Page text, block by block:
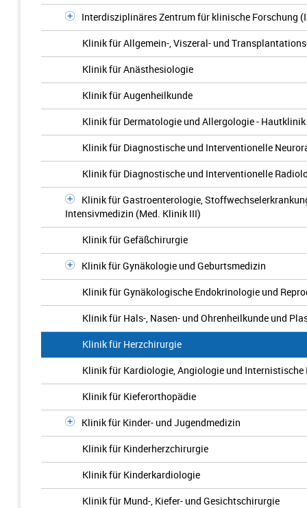
Interdisziplinäres Zentrum für klinische Forschung
Klinik für Allgemein-, Viszeral- und
Klinik für Anästhesiologie
Klinik für Augenheilkunde
Klinik für Dermatologie und Allergologie - Hautklinik
Klinik für Diagnostische und Interventionelle
Klinik für Diagnostische und Interventionelle
Klinik für Gastroenterologie,
Intensivmedizin (Med. Klinik III)
Klinik für Gefäßchirurgie
Klinik für Gynäkologie und Geburtsmedizin
Klinik für Gynäkologische Endokrinologie und
Klinik für Hals-, Nasen- und Ohrenheilkunde und
Klinik für Herzchirurgie
Klinik für Kardiologie, Angiologie und
Klinik für Kieferorthopädie
Klinik für Kinder- und Jugendmedizin
Klinik für Kinderherzchirurgie
Klinik für Kinderkardiologie
Klinik für Mund-, Kiefer- und Gesichtschirurgie